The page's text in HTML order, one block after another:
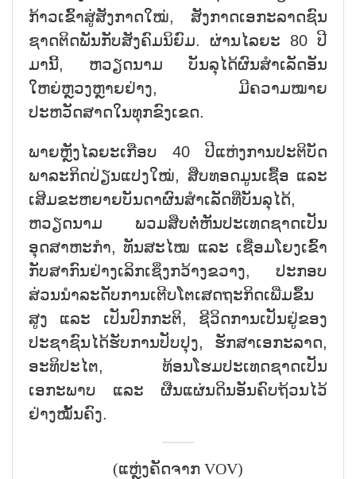
ກ້າວເຂົ້າສູ່ສັງກາດໃໝ່, ສັງກາດເອກະລາດຊົນ
ຊາດຕິດພັນກັບສັງຄົມນິຍົມ. ຜ່ານໄລຍະ 80 ປີ
ມານີ້, ຫວຽດນາມ ບັນລຸໄດ້ຜົນສຳເລັດອັນ
ໃຫຍ່ຫຼວງຫຼາຍຢ່າງ, ມີຄວາມໝາຍ
ປະຫວັດສາດໃນທຸກຂົງເຂດ.
ພາຍຫຼັງໄລຍະເກືອບ 40 ປີແຫ່ງການປະຕິບັດ
ພາລະກິດປ່ຽນແປງໃໝ່, ສືບທອດມູນເຊື້ອ ແລະ
ເສີມຂະຫຍາຍບັນດາຜົນສຳເລັດທີ່ບັນລຸໄດ້,
ຫວຽດນາມ ພວມສືບຕໍ່ຫັນປະເທດຊາດເປັນ
ອຸດສາຫະກຳ, ທັນສະໄໝ ແລະ ເຊື່ອມໂຍງເຂົ້າ
ກັບສາກົນຢ່າງເລິກເຊິ່ງກວ້າງຂວາງ, ປະກອບ
ສ່ວນນຳລະດັບການເຕີບໂຕເສດຖະກິດເພີ່ມຂຶ້ນ
ສູງ ແລະ ເປັນປົກກະຕິ, ຊີວິດການເປັນຢູ່ຂອງ
ປະຊາຊົນໄດ້ຮັບການປັບປຸງ, ຮັກສາເອກະລາດ,
ອະທິປະໄຕ, ທ້ອນໂຮມປະເທດຊາດເປັນ
ເອກະພາບ ແລະ ຜືນແຜ່ນດິນອັນຄົບຖ້ວນໄວ້
ຢ່າງໝັ້ນຄົງ.
(ແຫຼ່ງຄັດຈາກ VOV)